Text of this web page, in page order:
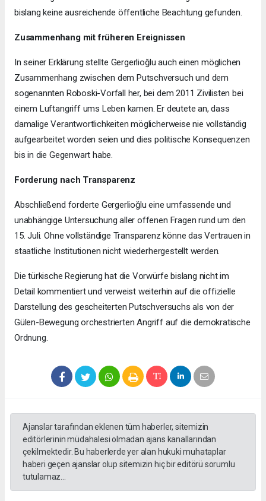
bislang keine ausreichende öffentliche Beachtung gefunden.
Zusammenhang mit früheren Ereignissen
In seiner Erklärung stellte Gergerlioğlu auch einen möglichen
Zusammenhang zwischen dem Putschversuch und dem
sogenannten Roboski-Vorfall her, bei dem 2011 Zivilisten bei
einem Luftangriff ums Leben kamen. Er deutete an, dass
damalige Verantwortlichkeiten möglicherweise nie vollständig
aufgearbeitet worden seien und dies politische Konsequenzen
bis in die Gegenwart habe.
Forderung nach Transparenz
Abschließend forderte Gergerlioğlu eine umfassende und
unabhängige Untersuchung aller offenen Fragen rund um den
15. Juli. Ohne vollständige Transparenz könne das Vertrauen in
staatliche Institutionen nicht wiederhergestellt werden.
Die türkische Regierung hat die Vorwürfe bislang nicht im
Detail kommentiert und verweist weiterhin auf die offizielle
Darstellung des gescheiterten Putschversuchs als von der
Gülen-Bewegung orchestrierten Angriff auf die demokratische
Ordnung.
Ajanslar tarafından eklenen tüm haberler, sitemizin
editörlerinin müdahalesi olmadan ajans kanallarından
çekilmektedir. Bu haberlerde yer alan hukuki muhataplar
haberi geçen ajanslar olup sitemizin hiç bir editörü sorumlu
tutulamaz...